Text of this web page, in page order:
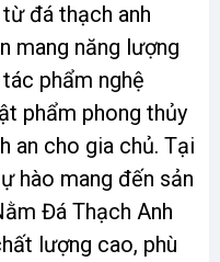
đá thạch anh
mang năng lượng
phẩm nghệ
phẩm phong thủy
an cho gia chủ. Tại
hào mang đến sản
Đá Thạch Anh
lượng cao, phù